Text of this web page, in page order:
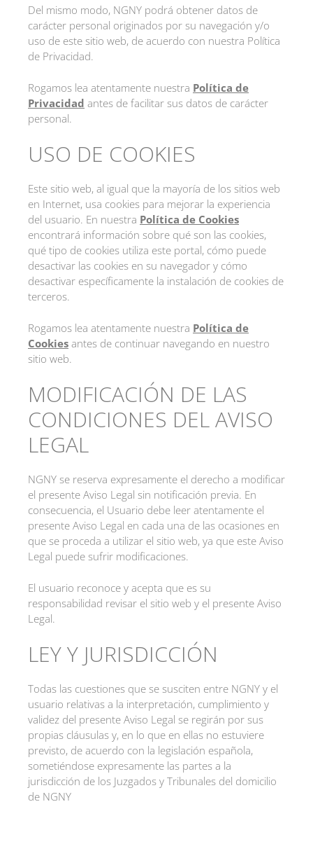
Del mismo modo, NGNY podrá obtener datos de
carácter personal originados por su navegación y/o
uso de este sitio web, de acuerdo con nuestra Política
de Privacidad.
Rogamos lea atentamente nuestra Política de
Privacidad antes de facilitar sus datos de carácter
personal.
USO DE COOKIES
Este sitio web, al igual que la mayoría de los sitios web
en Internet, usa cookies para mejorar la experiencia
del usuario. En nuestra Política de Cookies
encontrará información sobre qué son las cookies,
qué tipo de cookies utiliza este portal, cómo puede
desactivar las cookies en su navegador y cómo
desactivar específicamente la instalación de cookies de
terceros.
Rogamos lea atentamente nuestra Política de
Cookies antes de continuar navegando en nuestro
sitio web.
MODIFICACIÓN DE LAS
CONDICIONES DEL AVISO
LEGAL
NGNY se reserva expresamente el derecho a modificar
el presente Aviso Legal sin notificación previa. En
consecuencia, el Usuario debe leer atentamente el
presente Aviso Legal en cada una de las ocasiones en
que se proceda a utilizar el sitio web, ya que este Aviso
Legal puede sufrir modificaciones.
El usuario reconoce y acepta que es su
responsabilidad revisar el sitio web y el presente Aviso
Legal.
LEY Y JURISDICCIÓN
Todas las cuestiones que se susciten entre NGNY y el
usuario relativas a la interpretación, cumplimiento y
validez del presente Aviso Legal se regirán por sus
propias cláusulas y, en lo que en ellas no estuviere
previsto, de acuerdo con la legislación española,
sometiéndose expresamente las partes a la
jurisdicción de los Juzgados y Tribunales del domicilio
de NGNY